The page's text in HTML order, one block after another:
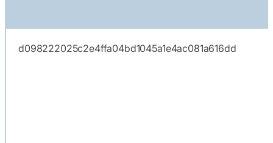
d098222025c2e4ffa04bd1045a1e4ac081a616dd